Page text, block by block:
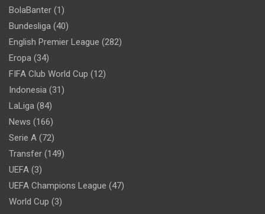
BolaBanter (1)
Bundesliga (40)
English Premier League (282)
Eropa (34)
FIFA Club World Cup (12)
Indonesia (31)
LaLiga (84)
News (166)
Serie A (72)
Transfer (149)
UEFA (3)
UEFA Champions League (47)
World Cup (3)